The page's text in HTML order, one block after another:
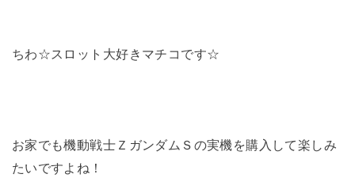
ちわ☆スロット大好きマチコです☆
お家でも機動戦士ＺガンダムＳの実機を購入して楽しみ
たいですよね！